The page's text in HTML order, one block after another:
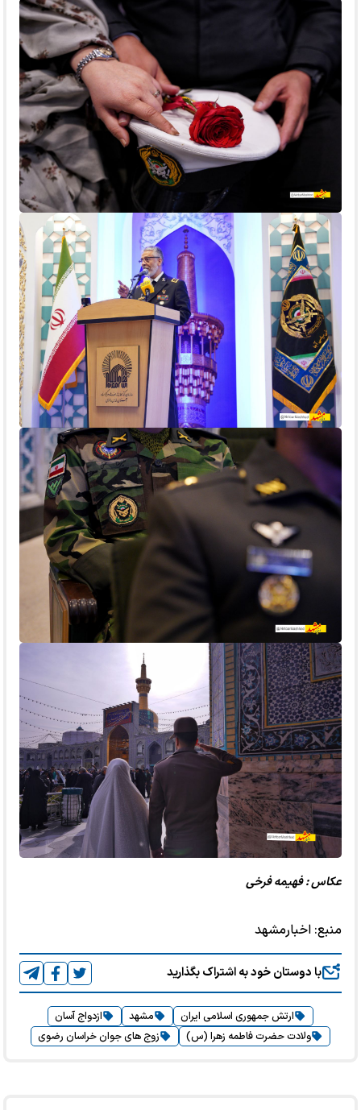
عکاس : فهیمه فرخی
منبع: اخبارمشهد
با دوستان خود به اشتراک بگذارید
ارتش جمهوری اسلامی ایران مشهد
ازدواج آسان
ولادت حضرت فاطمه زهرا (س)
زوج های جوان خراسان رضوی